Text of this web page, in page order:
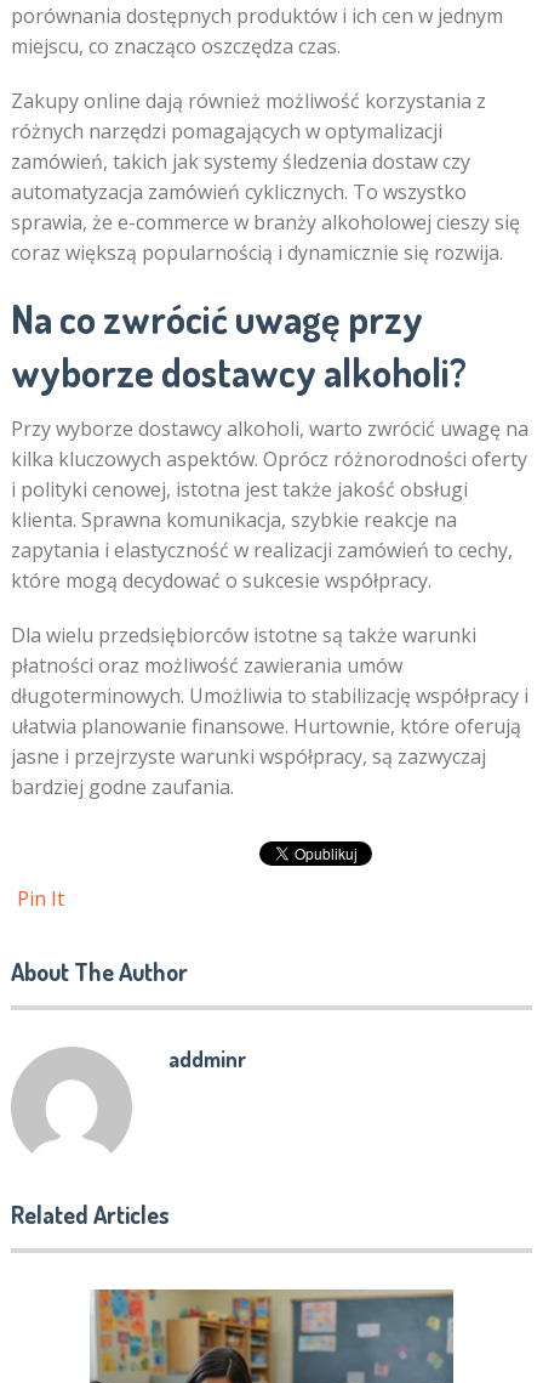
porównania dostępnych produktów i ich cen w jednym
miejscu, co znacząco oszczędza czas.
Zakupy online dają również możliwość korzystania z
różnych narzędzi pomagających w optymalizacji
zamówień, takich jak systemy śledzenia dostaw czy
automatyzacja zamówień cyklicznych. To wszystko
sprawia, że e-commerce w branży alkoholowej cieszy się
coraz większą popularnością i dynamicznie się rozwija.
Na co zwrócić uwagę przy
wyborze dostawcy alkoholi?
Przy wyborze dostawcy alkoholi, warto zwrócić uwagę na
kilka kluczowych aspektów. Oprócz różnorodności oferty
i polityki cenowej, istotna jest także jakość obsługi
klienta. Sprawna komunikacja, szybkie reakcje na
zapytania i elastyczność w realizacji zamówień to cechy,
które mogą decydować o sukcesie współpracy.
Dla wielu przedsiębiorców istotne są także warunki
płatności oraz możliwość zawierania umów
długoterminowych. Umożliwia to stabilizację współpracy i
ułatwia planowanie finansowe. Hurtownie, które oferują
jasne i przejrzyste warunki współpracy, są zazwyczaj
bardziej godne zaufania.
Pin It
About The Author
addminr
Related Articles